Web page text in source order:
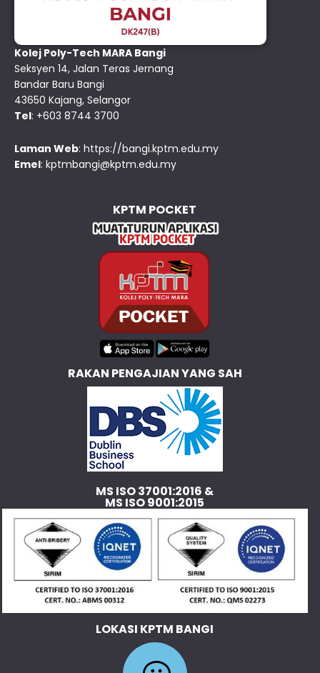
Kolej Poly-Tech MARA Bangi
Seksyen 14, Jalan Teras Jernang
Bandar Baru Bangi
43650 Kajang, Selangor
Tel: +603 8744 3700
Laman Web: https://bangi.kptm.edu.my
Emel: kptmbangi@kptm.edu.my
KPTM POCKET
RAKAN PENGAJIAN YANG SAH
MS ISO 37001:2016 &
MS ISO 9001:2015
LOKASI KPTM BANGI